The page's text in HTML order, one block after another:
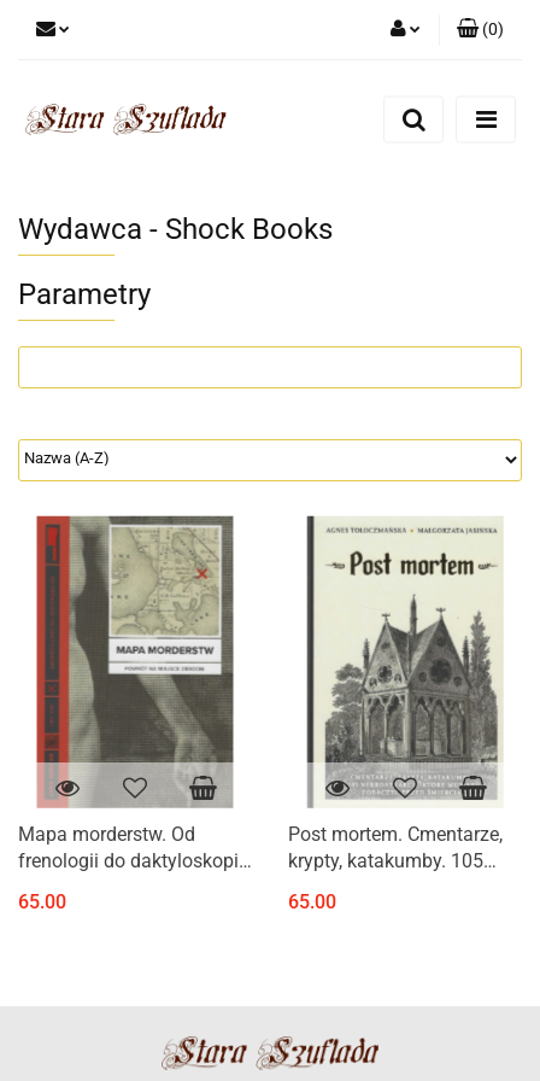
Zarejestruj się
(0)
Wydawca - Shock Books
Parametry
Mapa morderstw. Od
frenologii do daktyloskopii.
1811 - 1911
65.00
Post mortem. Cmentarze,
krypty, katakumby. 105
zobaczyć przed śmiercią
65.00